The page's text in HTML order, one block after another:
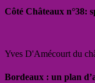
Côté Châteaux n°38:
Yves D'Amécourt du
Bordeaux : un plan